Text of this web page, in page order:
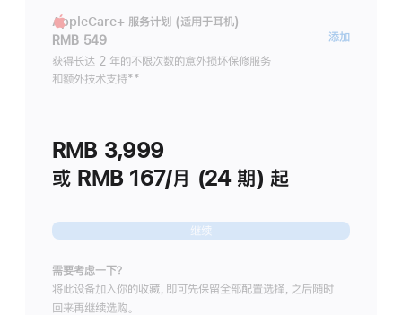
AppleCare+ 服务计划 (适用于耳机)
RMB 549
获得长达 2 年的不限次数的意外损坏保修服务
和额外技术支持脚
**
添加
RMB 3,999
或 RMB 167/月 (24 期) 起
继续
需要考虑一下？
将此设备加入你的收藏，即可先保留全部配置选择，之后随时
回来再继续选购。